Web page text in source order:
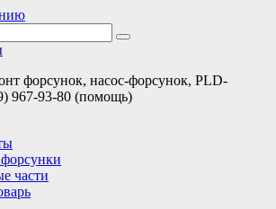
форсунок, насос-форсунок, PLD-
967-93-80 (помощь)
части